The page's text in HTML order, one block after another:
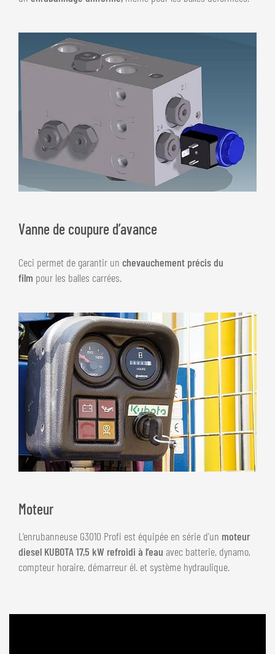
Vanne de coupure d’avance
Ceci permet de garantir un chevauchement précis du
film pour les balles carrées.
Moteur
L’enrubanneuse G3010 Profi est équipée en série d'un moteur
diesel KUBOTA 17,5 kW refroidi à l’eau avec batterie, dynamo,
compteur horaire, démarreur él. et système hydraulique.